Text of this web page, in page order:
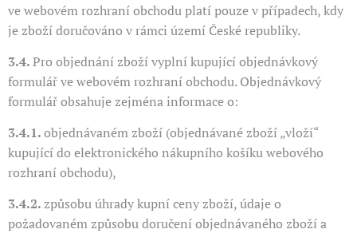
ve webovém rozhraní obchodu platí pouze v případech, kdy
je zboží doručováno v rámci území České republiky.
3.4.Pro objednání zboží vyplní kupující objednávkový
formulář ve webovém rozhraní obchodu. Objednávkový
formulář obsahuje zejména informace o:
3.4.1.objednávaném zboží (objednávané zboží „vloží“
kupující do elektronického nákupního košíku webového
rozhraní obchodu),
3.4.2. způsobu úhrady kupní ceny zboží, údaje o
požadovaném způsobu doručení objednávaného zboží a